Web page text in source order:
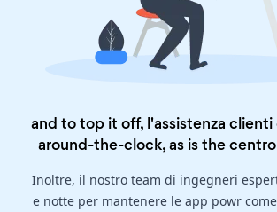
and to top it off, l'assistenza
around-the-clock, as is thecentro
Inoltre, il nostro team di ingegneri
e notte per mantenere le app powr